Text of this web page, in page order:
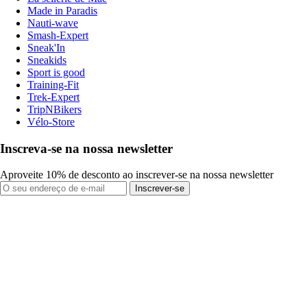
Made in Paradis
Nauti-wave
Smash-Expert
Sneak'In
Sneakids
Sport is good
Training-Fit
Trek-Expert
TripNBikers
Vélo-Store
Inscreva-se na nossa newsletter
Aproveite 10% de desconto ao inscrever-se na nossa newsletter
Inscrever-se